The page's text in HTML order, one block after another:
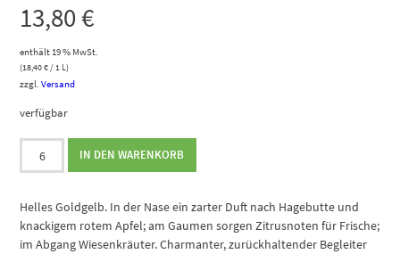
13,80€
enthält 19 % MwSt.
(18,40€/ 1 L)
zzgl.Versand
verfügbar
Aufricht
Weißburgunder
IN DEN WARENKORB
Helles Goldgelb. In der Nase ein zarter Duft nach Hagebutte und
knackigem rotem Apfel; am Gaumen sorgen Zitrusnoten für Frische;
im Abgang Wiesenkräuter. Charmanter, zurückhaltender Begleiter